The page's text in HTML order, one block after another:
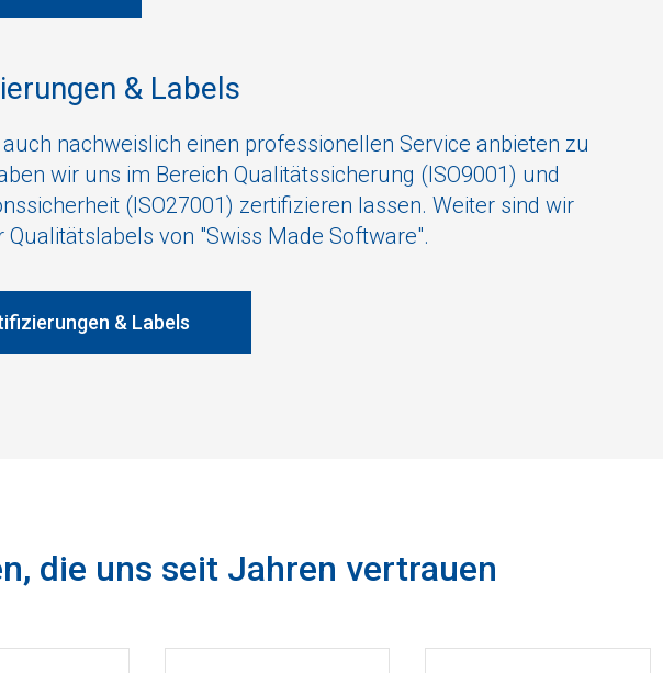
& Labels
nachweislich einen professionellen Service anbieten zu
wir uns im Bereich Qualitätssicherung (ISO9001) und
(ISO27001) zertifizieren lassen. Weiter sind wir
Qualitätslabels von "Swiss Made Software".
& Labels
die uns seit Jahren vertrauen